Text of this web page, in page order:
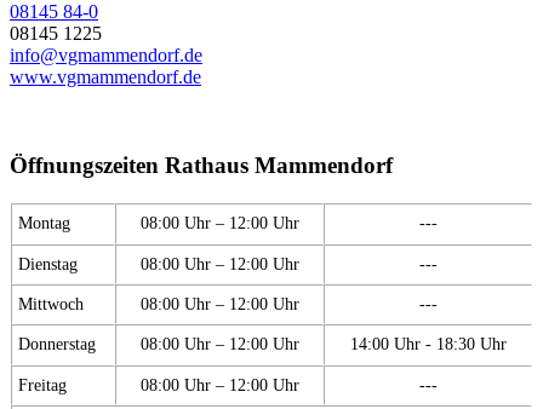
08145 84-0
08145 1225
info@vgmammendorf.de
www.vgmammendorf.de
Öffnungszeiten Rathaus Mammendorf
Montag 08:00 Uhr – 12:00 Uhr ---
Dienstag 08:00 Uhr – 12:00 Uhr ---
Mittwoch 08:00 Uhr – 12:00 Uhr ---
Donnerstag 08:00 Uhr – 12:00 Uhr 14:00 Uhr - 18:30 Uhr
Freitag 08:00 Uhr – 12:00 Uhr ---